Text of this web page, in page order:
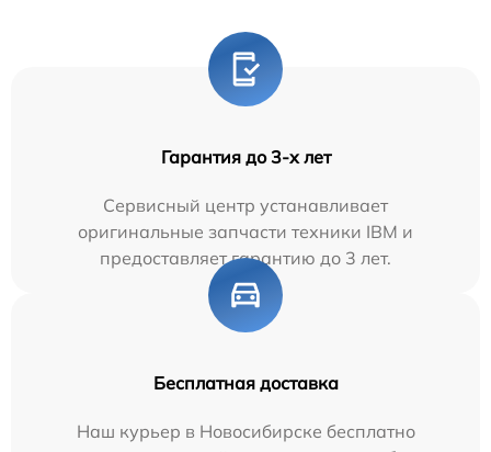
Гарантия до 3-х лет
Сервисный центр устанавливает
оригинальные запчасти техники IBM и
предоставляет гарантию до 3 лет.
Бесплатная доставка
Наш курьер в Новосибирске бесплатно